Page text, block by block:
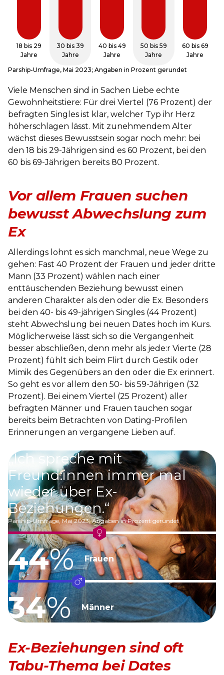
18 bis 29
Jahre
30 bis 39
Jahre
40 bis 49
Jahre
50 bis 59
Jahre
60 bis 69
Jahre
Parship-Umfrage, Mai 2023; Angaben in Prozent gerundet
Viele Menschen sind in Sachen Liebe echte
Gewohnheitstiere: Für drei Viertel (76 Prozent) der
befragten Singles ist klar, welcher Typ ihr Herz
höherschlagen lässt. Mit zunehmendem Alter
wächst dieses Bewusstsein sogar noch mehr: bei
den 18 bis 29-Jährigen sind es 60 Prozent, bei den
60 bis 69-Jährigen bereits 80 Prozent.
Vor allem Frauen suchen
bewusst Abwechslung zum
Ex
Allerdings lohnt es sich manchmal, neue Wege zu
gehen: Fast 40 Prozent der Frauen und jeder dritte
Mann (33 Prozent) wählen nach einer
enttäuschenden Beziehung bewusst einen
anderen Charakter als den oder die Ex. Besonders
bei den 40- bis 49-jährigen Singles (44 Prozent)
steht Abwechslung bei neuen Dates hoch im Kurs.
Möglicherweise lässt sich so die Vergangenheit
besser abschließen, denn mehr als jede:r Vierte (28
Prozent) fühlt sich beim Flirt durch Gestik oder
Mimik des Gegenübers an den oder die Ex erinnert.
So geht es vor allem den 50- bis 59-Jährigen (32
Prozent). Bei einem Viertel (25 Prozent) aller
befragten Männer und Frauen tauchen sogar
bereits beim Betrachten von Dating-Profilen
Erinnerungen an vergangene Lieben auf.
„Ich spreche mit
Freund:innen immer mal
wieder über Ex-
Beziehungen.“
Parship-Umfrage, Mai 2023; Angaben in Prozent gerundet
44% Frauen
34% Männer
Ex-Beziehungen sind oft
Tabu-Thema bei Dates